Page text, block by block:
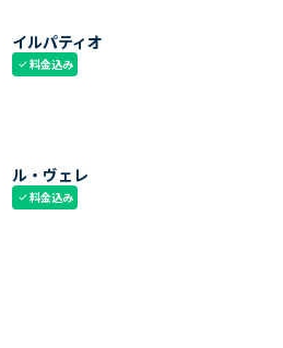
イルパティオ
check料金込み
ル・ヴェレ
check料金込み